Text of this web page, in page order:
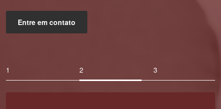
Entre em contato